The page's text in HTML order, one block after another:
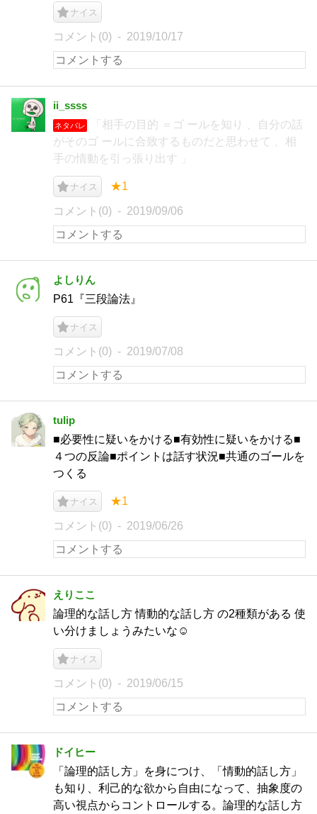
ナイス
コメント(0) 2019/10/17
ii_ssss
ネタバレ
「相手の目的 ＝ゴ ールを知り 、自分の話
がそのゴ ールに合致するものだと思わせて 、相
手の情動を引っ張り出す 」
ナイス ★1
コメント(0) 2019/09/06
よしりん
P61『三段論法』
ナイス
コメント(0) 2019/07/08
tulip
■必要性に疑いをかける■有効性に疑いをかける■
４つの反論■ポイントは話す状況■共通のゴールを
つくる
ナイス ★1
コメント(0) 2019/06/26
えりここ
論理的な話し方 情動的な話し方 の2種類がある 使
い分けましょうみたいな☺︎
ナイス
コメント(0) 2019/06/15
ドイヒー
「論理的話し方」を身につけ、「情動的話し方」
も知り、利己的な欲から自由になって、抽象度の
高い視点からコントロールする。論理的な話し方